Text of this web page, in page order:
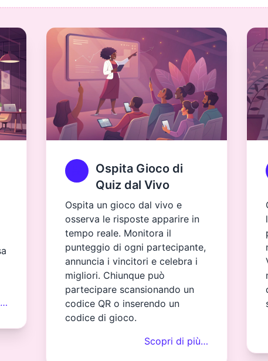
Ospita Gioco di
Quiz dal Vivo
Ospita un gioco dal vivo e
osserva le risposte apparire in
tempo reale. Monitora il
punteggio di ogni partecipante,
annuncia i vincitori e celebra i
migliori. Chiunque può
partecipare scansionando un
codice QR o inserendo un
codice di gioco.
Scopri di più…